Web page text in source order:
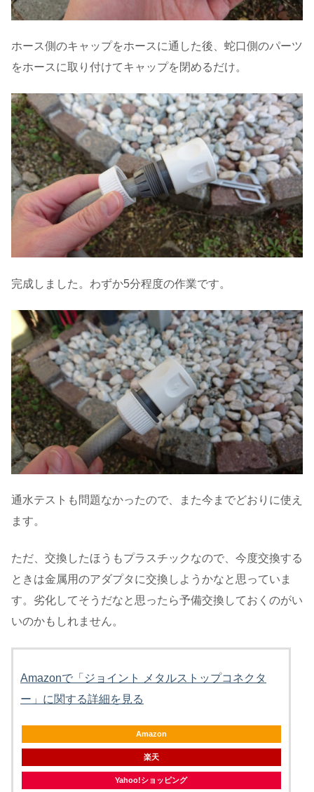
ホース側のキャップをホースに通した後、蛇口側のパーツ
をホースに取り付けてキャップを閉めるだけ。
完成しました。わずか5分程度の作業です。
通水テストも問題なかったので、また今までどおりに使え
ます。
ただ、交換したほうもプラスチックなので、今度交換する
ときは金属用のアダプタに交換しようかなと思っていま
す。劣化してそうだなと思ったら予備交換しておくのがい
いのかもしれません。
Amazonで「ジョイント メタルストップコネクタ
ー」に関する詳細を見る
Amazon
楽天
Yahoo!ショッピング